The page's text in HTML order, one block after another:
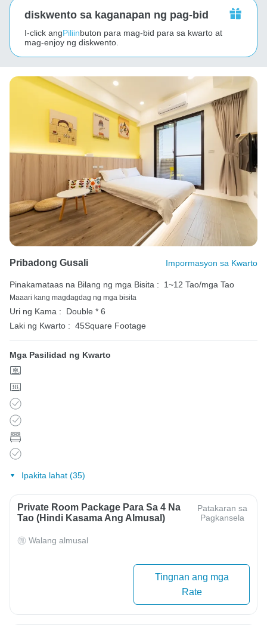
diskwento sa kaganapan ng pag-bid
I-click angPiliinbuton para mag-bid para sa kwarto at
mag-enjoy ng diskwento.
Pribadong Gusali Impormasyon sa Kwarto
Pinakamataas na Bilang ng mga Bisita : 1~12 Tao/mga Tao
Maaari kang magdagdag ng mga bisita
Uri ng Kama :
Double * 6
Laki ng Kwarto : 45Square Footage
Mga Pasilidad ng Kwarto
Ipakita lahat (35)
Private Room Package Para Sa 4 Na
Tao (hindi Kasama Ang Almusal)
Patakaran sa
Pagkansela
Walang almusal
Tingnan ang mga
Rate